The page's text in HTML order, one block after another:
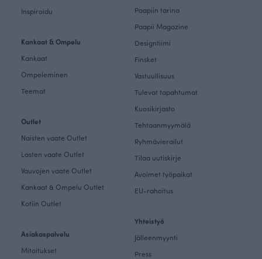
Inspiroidu
Kankaat & Ompelu
Kankaat
Ompeleminen
Teemat
Outlet
Naisten vaate Outlet
Lasten vaate Outlet
Vauvojen vaate Outlet
Kankaat & Ompelu Outlet
Kotiin Outlet
Asiakaspalvelu
Mitoitukset
Paapiin tarina
Paapii Magazine
Designtiimi
Finsket
Vastuullisuus
Tulevat tapahtumat
Kuosikirjasto
Tehtaanmyymälä
Ryhmävierailut
Tilaa uutiskirje
Avoimet työpaikat
EU-rahoitus
Yhteistyö
Jälleenmyynti
Press